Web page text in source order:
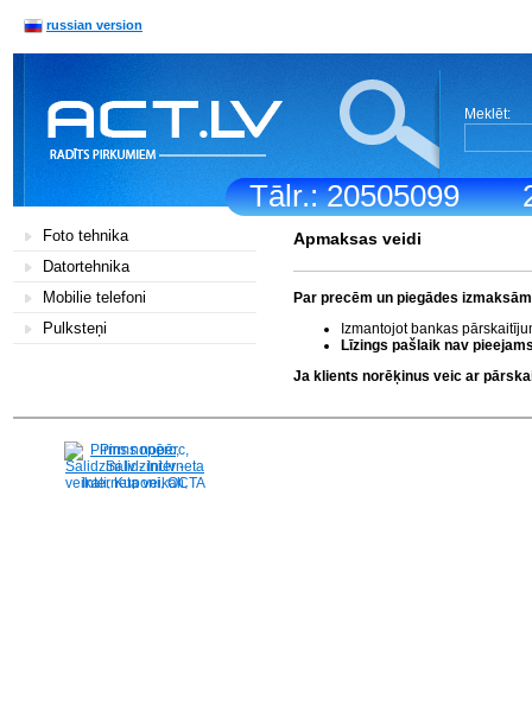
Tālr.: 20505099
russian version
Meklēt:
Foto tehnika
Datortehnika
Mobilie telefoni
Pulksteņi
Apmaksas veidi
Par precēm un piegādes
Izmantojot bankas
Līzings pašlaik nav
Ja klients norēķinus veic ar
Pirms nopērc,
Salidzini.lv - Interneta
veikali, Kuponi, OCTA